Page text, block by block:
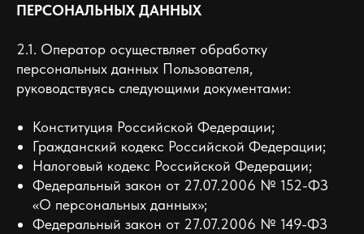
ПЕРСОНАЛЬНЫХ ДАННЫХ
2.1. Оператор осуществляет обработку
персональных данных Пользователя,
руководствуясь следующими документами:
Конституция Российской Федерации;
Гражданский кодекс Российской Федерации;
Налоговый кодекс Российской Федерации;
Федеральный закон от 27.07.2006 № 152-ФЗ
«О персональных данных»;
Федеральный закон от 27.07.2006 № 149-ФЗ